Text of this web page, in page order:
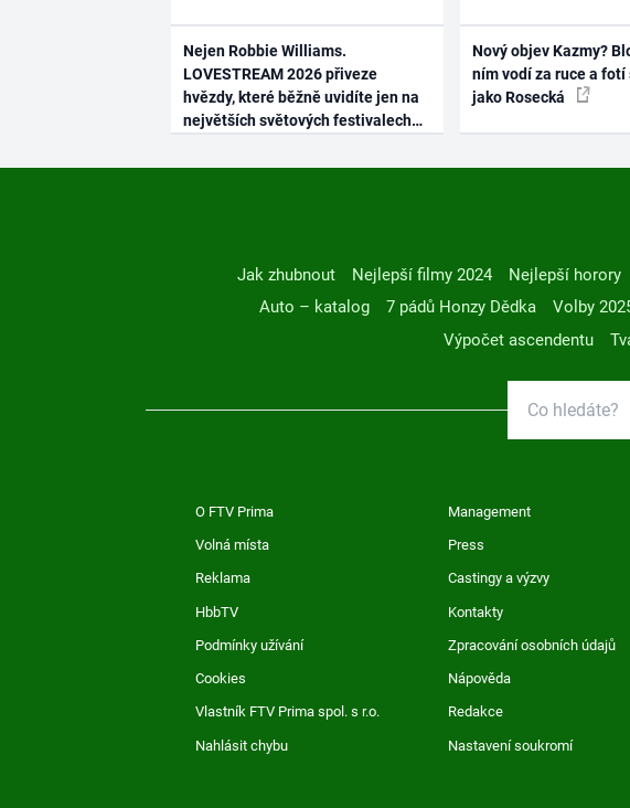
Nejen Robbie Williams.
LOVESTREAM 2026 přiveze
hvězdy, které běžně uvidíte jen na
největších světových festivalech
Nový objev Kazmy?
ním vodí za ruce a fotí
jako Rosecká
Jak zhubnout Nejlepší filmy 2024 Nejlepší horory
Auto – katalog
7 pádů Honzy Dědka Volby
Výpočet ascendentu
O FTV Prima Management
Volná místa Press
Reklama Castingy a výzvy
HbbTV Kontakty
Podmínky užívání Zpracování osobních údajů
Cookies Nápověda
Vlastník FTV Prima spol. s r.o. Redakce
Nahlásit chybu Nastavení soukromí